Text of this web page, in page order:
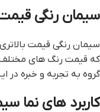
سیمان رنگی
سیمان رنگی قیمت
که قیمت رنگ های مختلف
گروه به تجربه و خبره
کاربرد های نما